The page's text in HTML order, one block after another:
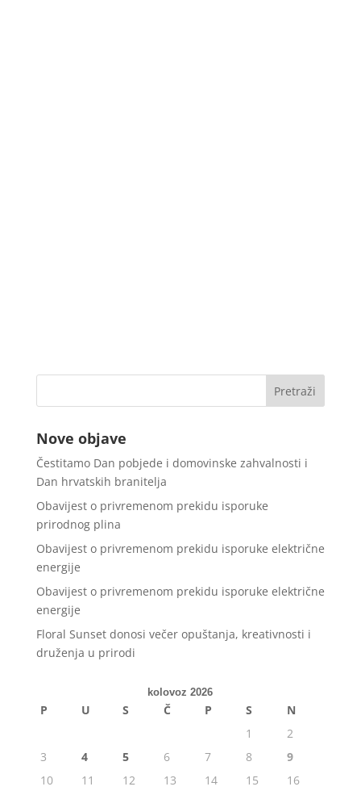
Nove objave
Čestitamo Dan pobjede i domovinske zahvalnosti i
Dan hrvatskih branitelja
Obavijest o privremenom prekidu isporuke
prirodnog plina
Obavijest o privremenom prekidu isporuke električne
energije
Obavijest o privremenom prekidu isporuke električne
energije
Floral Sunset donosi večer opuštanja, kreativnosti i
druženja u prirodi
kolovoz 2026
P U S Č P S
N
1
2
3
4 5 6 7 8
9
10
11 12 13 14 15 16